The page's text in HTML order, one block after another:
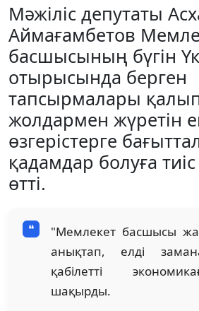
Мәжіліс депутаты
Аймағамбетов
басшысының бүгін
отырысында берген
тапсырмалары
жолдармен жүретін
өзгерістерге
қадамдар болуға
өтті.
"Мемлекет басшысы
анықтап, елді
қабілетті
шақырды.